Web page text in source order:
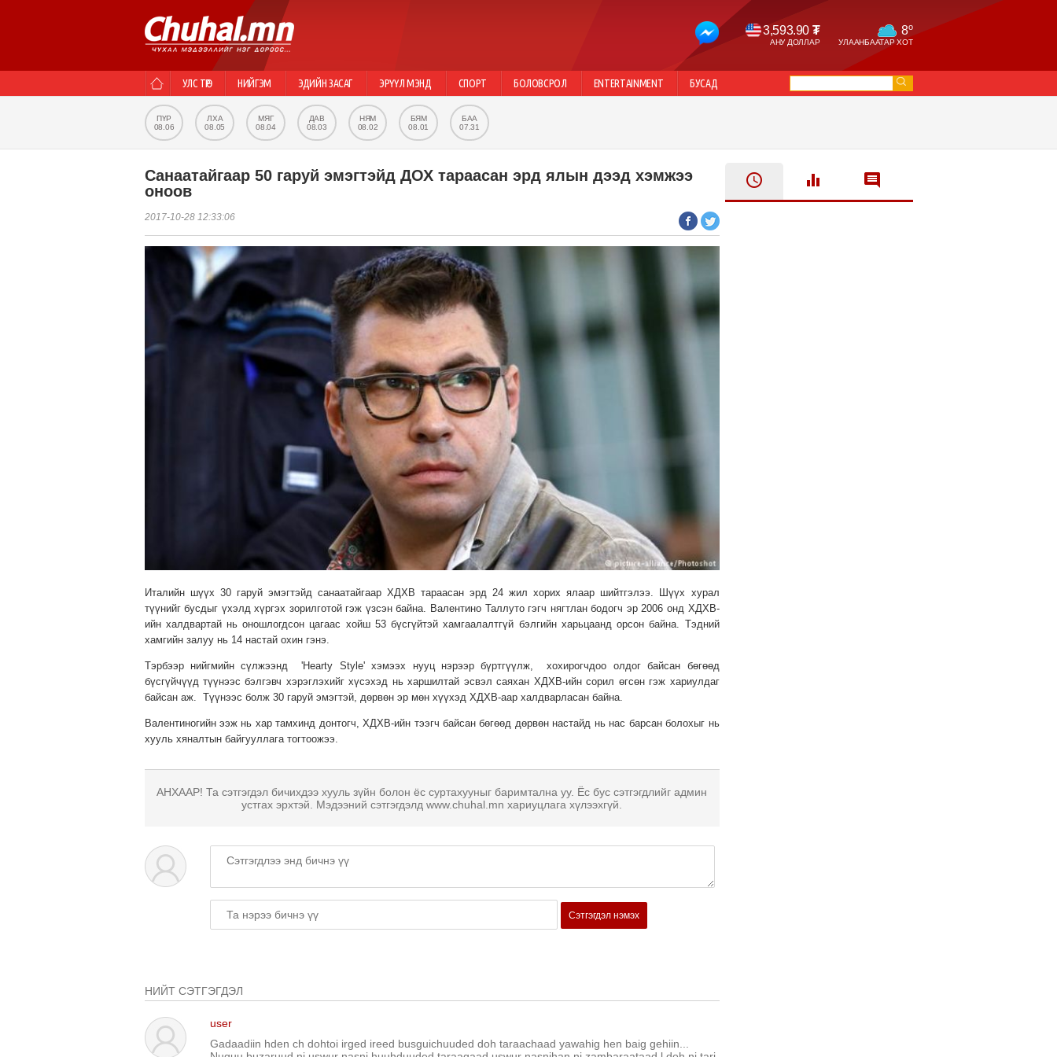
3,593.90 ₮
АНУ ДОЛЛАР
8o
УЛААНБААТАР ХОТ
УЛС ТӨР НИЙГЭМ ЭДИЙН ЗАСАГ ЭРҮҮЛ МЭНД СПОРТ БОЛОВСРОЛ ENTERTAINMENT БУСАД
ПҮР
08.06
ЛХА
08.05
МЯГ
08.04
ДАВ
08.03
НЯМ
08.02
БЯМ
08.01
БАА
07.31
Санаатайгаар 50 гаруй эмэгтэйд ДОХ тараасан эрд ялын дээд хэмжээ
оноов
2017-10-28 12:33:06
Италийн шүүх 30 гаруй эмэгтэйд санаатайгаар ХДХВ тараасан эрд 24 жил хорих ялаар шийтгэлээ. Шүүх хурал
түүнийг бусдыг үхэлд хүргэх зорилготой гэж үзсэн байна. Валентино Таллуто гэгч нягтлан бодогч эр 2006 онд ХДХВ-
ийн халдвартай нь оношлогдсон цагаас хойш 53 бүсгүйтэй хамгаалалтгүй бэлгийн харьцаанд орсон байна. Тэдний
хамгийн залуу нь 14 настай охин гэнэ.
Тэрбээр нийгмийн сүлжээнд 'Hearty Style' хэмээх нууц нэрээр бүртгүүлж, хохирогчдоо олдог байсан бөгөөд
бүсгүйчүүд түүнээс бэлгэвч хэрэглэхийг хүсэхэд нь харшилтай эсвэл саяхан ХДХВ-ийн сорил өгсөн гэж хариулдаг
байсан аж. Түүнээс болж 30 гаруй эмэгтэй, дөрвөн эр мөн хүүхэд ХДХВ-аар халдварласан байна.
Валентиногийн ээж нь хар тамхинд донтогч, ХДХВ-ийн тээгч байсан бөгөөд дөрвөн настайд нь нас барсан болохыг нь
хууль хяналтын байгууллага тогтоожээ.
АНХААР! Та сэтгэгдэл бичихдээ хууль зүйн болон ёс суртахууныг баримтална уу. Ёс бус сэтгэгдлийг админ
устгах эрхтэй. Мэдээний сэтгэгдэлд www.chuhal.mn хариуцлага хүлээхгүй.
Сэтгэгдэл нэмэх
НИЙТ СЭТГЭГДЭЛ
user
Gadaadiin hden ch dohtoi irged ireed busguichuuded doh taraachaad yawahig hen baig gehiin...